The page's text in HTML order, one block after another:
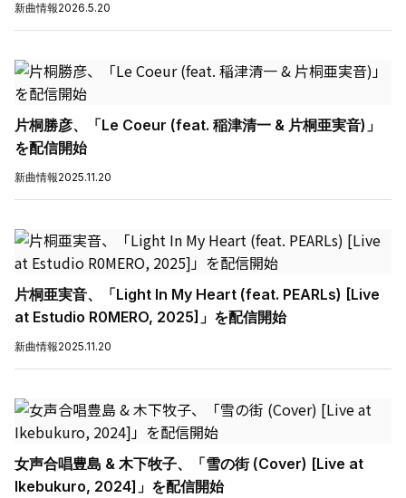
新曲情報2026.5.20
片桐勝彦、「Le Coeur (feat. 稲津清一 & 片桐亜実音)」
を配信開始
新曲情報2025.11.20
片桐亜実音、「Light In My Heart (feat. PEARLs) [Live
at Estudio R0MERO, 2025]」を配信開始
新曲情報2025.11.20
女声合唱豊島 & 木下牧子、「雪の街 (Cover) [Live at
Ikebukuro, 2024]」を配信開始